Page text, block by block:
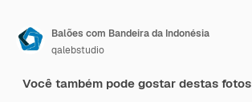
Balões com Bandeira da Indonésia
qalebstudio
Você também pode gostar destas fotos